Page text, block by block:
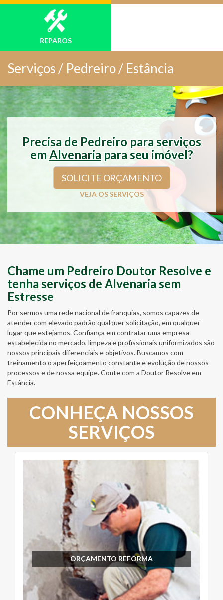
REPAROS
Serviços / Pedreiro / Estância
Precisa de Pedreiro para serviços
em Alvenaria para seu imóvel?
SOLICITE ORÇAMENTO
VEJA OS SERVIÇOS
Chame um Pedreiro Doutor Resolve e
tenha serviços de Alvenaria sem
Estresse
Por sermos uma rede nacional de franquias, somos capazes de
atender com elevado padrão qualquer solicitação, em qualquer
lugar que estejamos. Confiança em contratar uma empresa
estabelecida no mercado, limpeza e profissionais uniformizados são
nossos principais diferenciais e objetivos. Buscamos com
treinamento o aperfeiçoamento constante e evolução de nossos
processos e de nossa equipe. Conte com a Doutor Resolve em
Estância.
CONHEÇA NOSSOS
SERVIÇOS
ORÇAMENTO REFORMA